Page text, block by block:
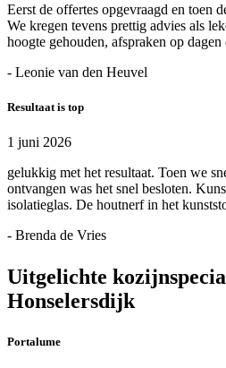
Eerst de offertes opgevraagd en toen
We kregen tevens prettig advies als
hoogte gehouden, afspraken op
- Leonie van den Heuvel
Resultaat is top
1 juni 2026
gelukkig met het resultaat. Toen we
ontvangen was het snel besloten.
isolatieglas. De houtnerf in het
- Brenda de Vries
Uitgelichte
Honselersdijk
Portalume